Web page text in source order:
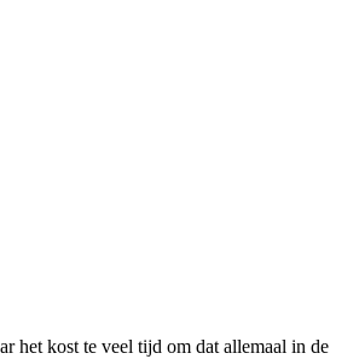
het kost te veel tijd om dat allemaal in de